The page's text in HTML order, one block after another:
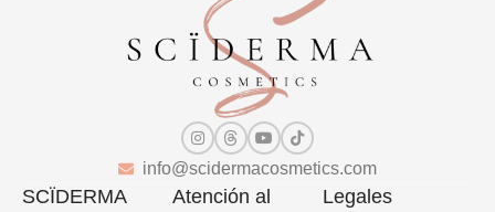
info@scidermacosmetics.com
SCÏDERMA
Atención al
Legales